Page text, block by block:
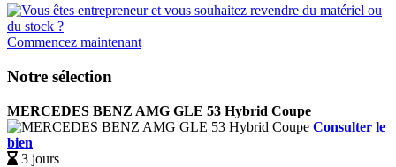
Commencez maintenant
Notre sélection
MERCEDES BENZ AMG GLE 53 Hybrid Coupe
Consulter le
bien
3 jours